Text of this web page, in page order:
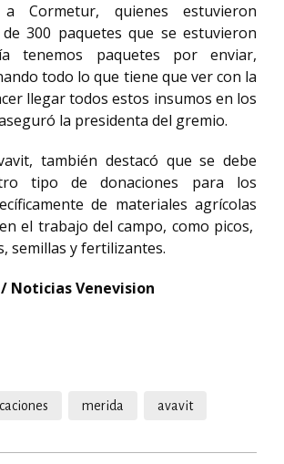
Cormetur, quienes estuvieron
300 paquetes que se estuvieron
tenemos paquetes por enviar,
todo lo que tiene que ver con la
llegar todos estos insumos en los
la presidenta del gremio.
también destacó que se debe
tipo de donaciones para los
de materiales agrícolas
el trabajo del campo, como picos,
semillas y fertilizantes.
Noticias Venevision
merida avavit